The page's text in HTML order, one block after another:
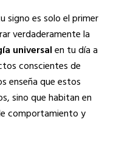
signo es solo el primer
verdaderamente la
universalen tu día a
conscientes de
enseña que estos
sino que habitan en
comportamiento y